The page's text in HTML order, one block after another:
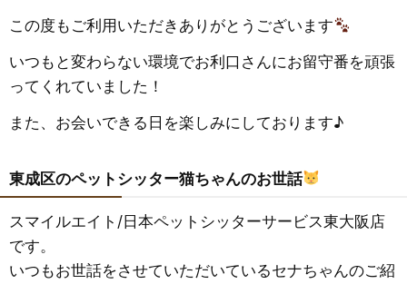
この度もご利用いただきありがとうございます
いつもと変わらない環境でお利口さんにお留守番を頑張
ってくれていました！
また、お会いできる日を楽しみにしております♪
東成区のペットシッター猫ちゃんのお世話
スマイルエイト/日本ペットシッターサービス東大阪店
です。
いつもお世話をさせていただいているセナちゃんのご紹